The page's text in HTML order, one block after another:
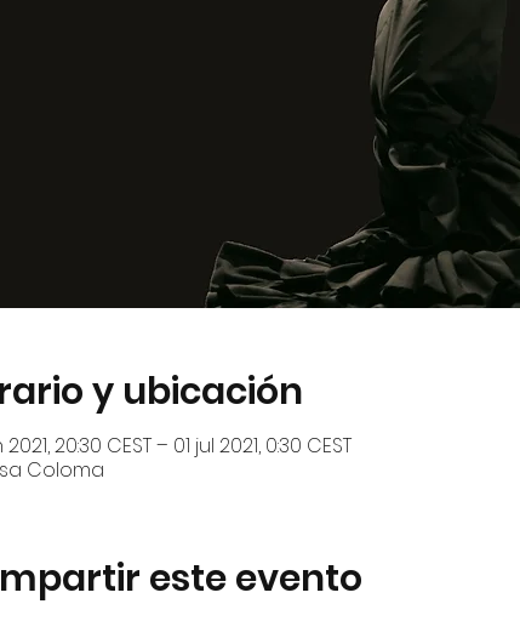
y ubicación
20:30 CEST – 01 jul 2021, 0:30 CEST
Coloma
este evento